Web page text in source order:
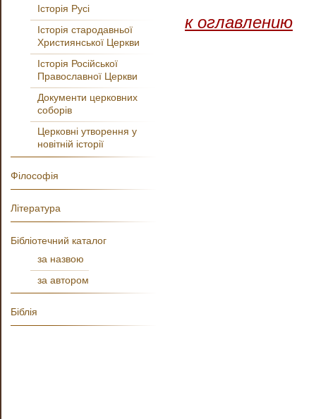
к оглавлению
Історія Русі
Історія стародавньої
Християнської Церкви
Історія Російської
Православної Церкви
Документи церковних
соборів
Церковні утворення у
новітній історії
Філософія
Література
Бібліотечний каталог
за назвою
за автором
Біблія